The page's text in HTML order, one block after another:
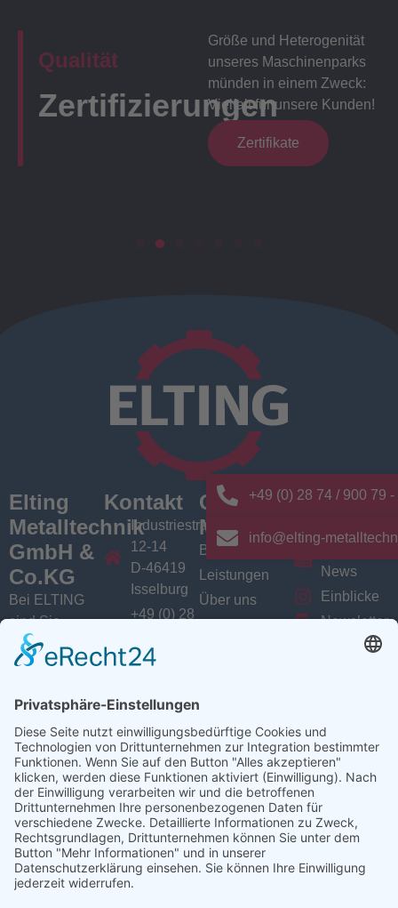
Qualität
Zertifizierungen
Größe und Heterogenität
unseres Maschinenparks
münden in einem Zweck:
Vielfalt für unsere Kunden!
Zertifikate
Elting
Metalltechnik
GmbH &
Co.KG
Bei ELTING
sind Sie
richtig, wenn
Sie Fachleute
Profilbearbeitung,
Abkanttechnik,
Schweißtechnik
oder
Baugruppenfertigung
suchen.
Ansprechpartner
Kontakt
Industriestrasse
12-14
D-46419
Isselburg
+49 (0) 28
79 - 0
metalltechnik.de
Quick
Menü
Branchen
Leistungen
Über uns
News/
Aktuelles
News
Einblicke
Newsletter
Linkedin
YouTube
+49 (0) 28 74 / 900 79 -
info@elting-